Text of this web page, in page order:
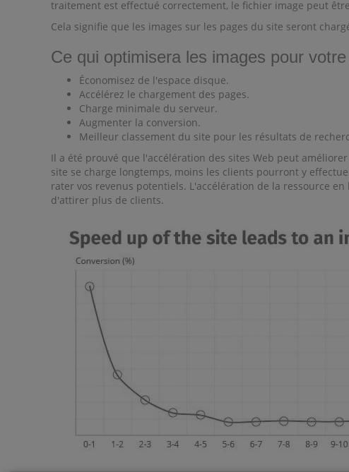
traitement est effectué correctement, le fichier image peut
Cela signifie que les images sur les pages du site seront
Ce qui optimisera les images pour
Économisez de l'espace disque.
Accélérez le chargement des pages.
Charge minimale du serveur.
Augmenter la conversion.
Meilleur classement du site pour les résultats de
Il a été prouvé que l'accélération des sites Web peut
site se charge longtemps, moins les clients pourront y
rater vos revenus potentiels. L'accélération de la ressource
d'attirer plus de clients.